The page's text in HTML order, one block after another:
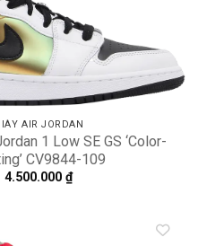
AIR JORDAN
1 Low SE GS ‘Color-
CV9844-109
4.500.000₫